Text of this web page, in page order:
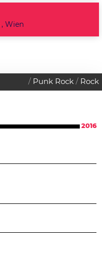
, Wien
Punk Rock Rock
2016